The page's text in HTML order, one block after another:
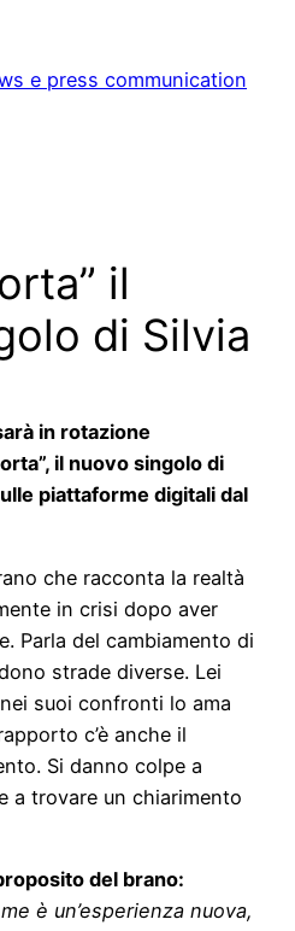
e press communication
il
di Silvia
in rotazione
il nuovo singolo di
piattaforme digitali dal
che racconta la realtà
in crisi dopo aver
Parla del cambiamento di
strade diverse. Lei
suoi confronti lo ama
c’è anche il
Si danno colpe a
a trovare un chiarimento
del brano:
è un’esperienza nuova,